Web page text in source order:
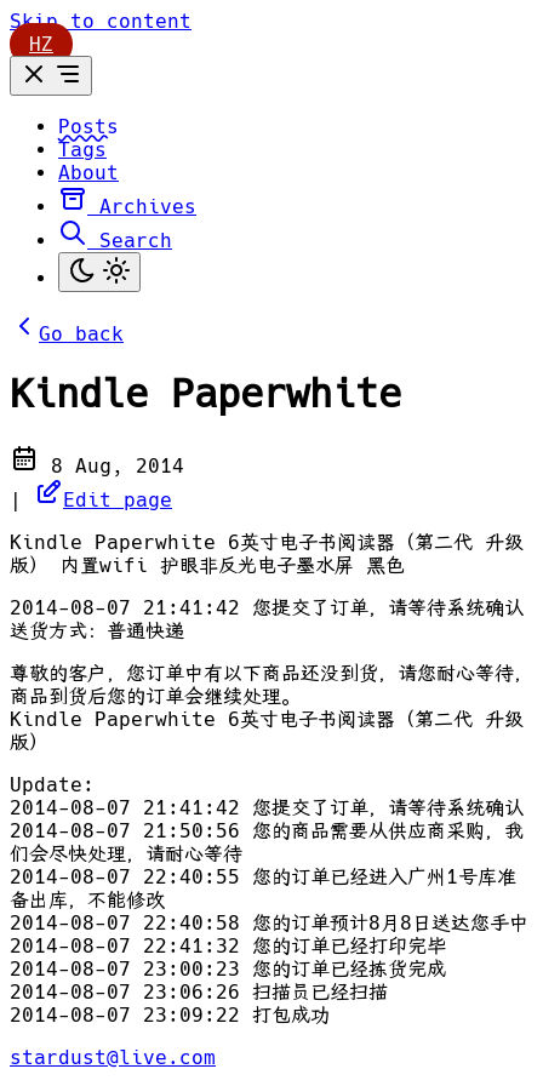
Skip to content
HZ
Posts
Tags
About
Archives
Search
Go back
Kindle Paperwhite
8 Aug, 2014
|
Edit page
Kindle Paperwhite 6英寸电子书阅读器（第二代 升级
版） 内置wifi 护眼非反光电子墨水屏 黑色
2014-08-07 21:41:42 您提交了订单，请等待系统确认
送货方式：普通快递
尊敬的客户，您订单中有以下商品还没到货，请您耐心等待，
商品到货后您的订单会继续处理。
Kindle Paperwhite 6英寸电子书阅读器（第二代 升级
版）
Update:
2014-08-07 21:41:42 您提交了订单，请等待系统确认
2014-08-07 21:50:56 您的商品需要从供应商采购，我
们会尽快处理，请耐心等待
2014-08-07 22:40:55 您的订单已经进入广州1号库准
备出库，不能修改
2014-08-07 22:40:58 您的订单预计8月8日送达您手中
2014-08-07 22:41:32 您的订单已经打印完毕
2014-08-07 23:00:23 您的订单已经拣货完成
2014-08-07 23:06:26 扫描员已经扫描
2014-08-07 23:09:22 打包成功
stardust@live.com